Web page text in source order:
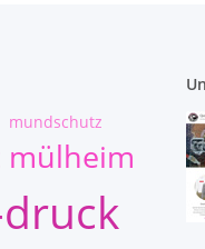
mundschutz